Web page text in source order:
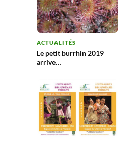
ACTUALITÉS
Le petit burrhin 2019
arrive…